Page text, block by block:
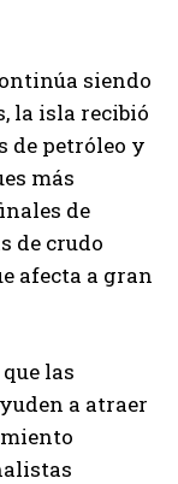
siendo
la isla recibió
de petróleo y
más
de
de crudo
afecta a gran
las
a atraer